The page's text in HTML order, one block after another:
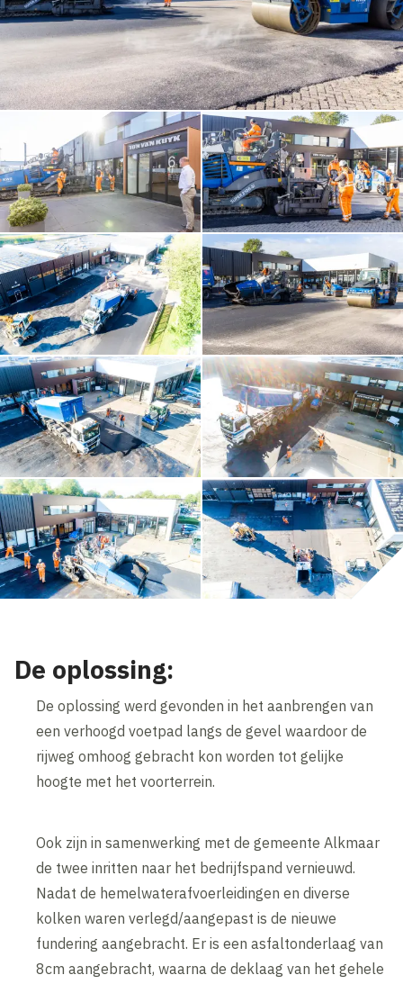
De oplossing:
De oplossing werd gevonden in het aanbrengen van
een verhoogd voetpad langs de gevel waardoor de
rijweg omhoog gebracht kon worden tot gelijke
hoogte met het voorterrein.
Ook zijn in samenwerking met de gemeente Alkmaar
de twee inritten naar het bedrijfspand vernieuwd.
Nadat de hemelwaterafvoerleidingen en diverse
kolken waren verlegd/aangepast is de nieuwe
fundering aangebracht. Er is een asfaltonderlaag van
8cm aangebracht, waarna de deklaag van het gehele